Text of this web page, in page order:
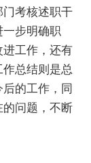
考核述职干
步明确职
工作，还有
总结则是总
的工作，同
问题，不断